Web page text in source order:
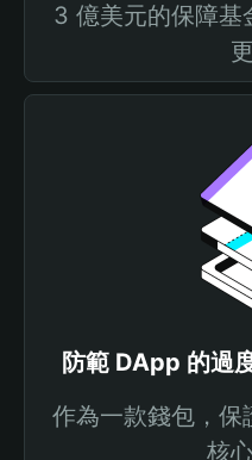
3 億美元的保障基
防範 DApp 的過
作為一款錢包，保
核